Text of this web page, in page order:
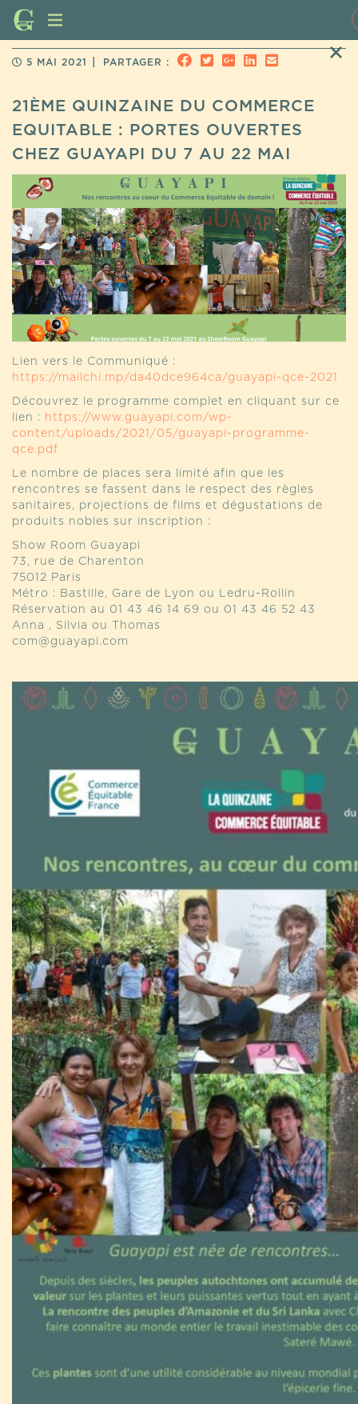
5 MAI 2021 PARTAGER :
21ÈME QUINZAINE DU COMMERCE
EQUITABLE : PORTES OUVERTES
CHEZ GUAYAPI DU 7 AU 22 MAI
Lien vers le Communiqué :
https://mailchi.mp/da40dce964ca/guayapi-qce-2021
Découvrez le programme complet en cliquant sur ce
lien : https://www.guayapi.com/wp-
content/uploads/2021/05/guayapi-programme-
qce.pdf
Le nombre de places sera limité afin que les
rencontres se fassent dans le respect des règles
sanitaires, projections de films et dégustations de
produits nobles sur inscription :
Show Room Guayapi
73, rue de Charenton
75012 Paris
Métro : Bastille, Gare de Lyon ou Ledru-Rollin
Réservation au 01 43 46 14 69 ou 01 43 46 52 43
Anna , Silvia ou Thomas
com@guayapi.com